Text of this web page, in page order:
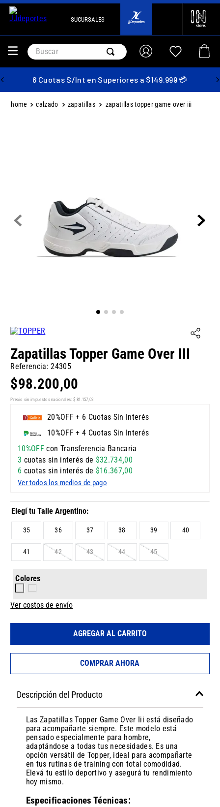
SUCURSALES
Buscar
6 Cuotas S/Int en Superiores a $149.999 💳
calzado zapatillas zapatillas topper game over iii
Zapatillas Topper Game Over III
Referencia:24305
$98.200,00
Precio sin impuestos nacionales: $ 81. 157,02
20%OFF + 6 Cuotas Sin Interés
10%OFF + 4 Cuotas Sin Interés
10%OFFcon Transferencia Bancaria
3 cuotas sin interés de $32.734,00
6 cuotas sin interés de $16.367,00
Ver todos los medios de pago
35 36 37 38 39 40
41 42 43 44 45
Colores
Ver costos de envío
AGREGAR AL CARRITO
COMPRAR AHORA
Descripción del Producto
Las Zapatillas Topper Game Over Iii está diseñado
para acompañarte siempre. Este modelo está
pensado especialmente para hombre,
adaptándose a todas tus necesidades. Es una
opción versátil de Topper, ideal para acompañarte
en tus rutinas de training con total comodidad.
Elevá tu estilo deportivo y asegurá tu rendimiento
hoy mismo.
Especificaciones Técnicas: